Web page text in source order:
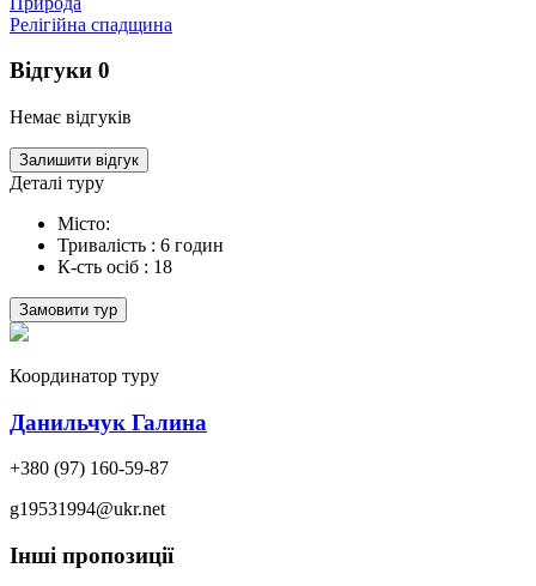
Релігійна спадщина
Відгуки 0
Немає відгуків
Залишити відгук
Деталі туру
Місто:
Тривалість : 6 годин
К-сть осіб : 18
Замовити тур
Координатор туру
Данильчук Галина
+380 (97) 160-59-87
g19531994@ukr.net
Інші пропозиції